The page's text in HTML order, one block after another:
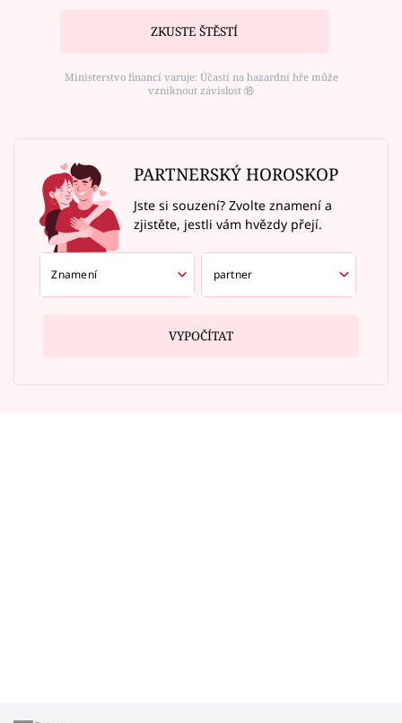
ZKUSTE ŠTĚSTÍ
Ministerstvo financí varuje: Účastí na hazardní hře může
vzniknout závislost ⑱
PARTNERSKÝ HOROSKOP
Jste si souzení? Zvolte znamení a
zjistěte, jestli vám hvězdy přejí.
VYPOČÍTAT